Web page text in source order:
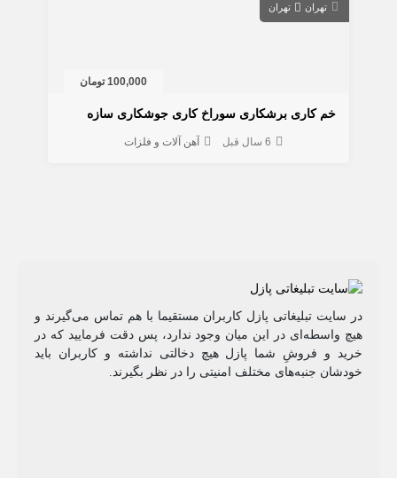
تهران تهران
100,000 تومان
خم کاری برشکاری سوراخ کاری جوشکاری سازه
6 سال قبل آهن آلات و فلزات
در سایت تبلیغاتی پازل کاربران مستقیما با هم تماس می‌گیرند و
هیچ واسطه‌ای در این میان وجود ندارد، پس دقت فرمایید که در
خرید و فروشِ شما پازل هیچ دخالتی نداشته و کاربران باید
خودشان جنبه‌های مختلف امنیتی را در نظر بگیرند.